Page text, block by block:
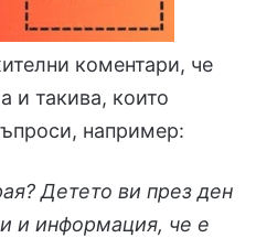
коментари, че
и такива, които
например:
Детето ви през ден
и информация, че е